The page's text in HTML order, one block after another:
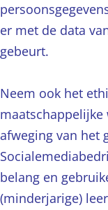
er met de data
gebeurt.
Neem ook het
afweging van het
belang en
(minderjarige)